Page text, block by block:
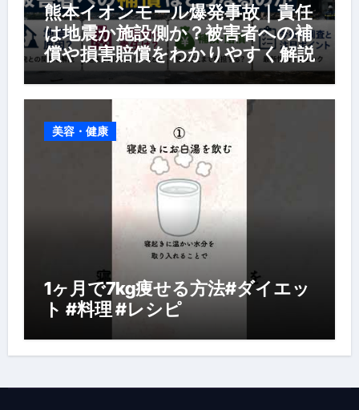
熊本イオンモール爆発事故｜責任
は地震か施設側か？被害者への補
償や損害賠償をわかりやすく解説
美容・健康
1ヶ月で7kg痩せる方法#ダイエッ
ト #料理 #レシピ